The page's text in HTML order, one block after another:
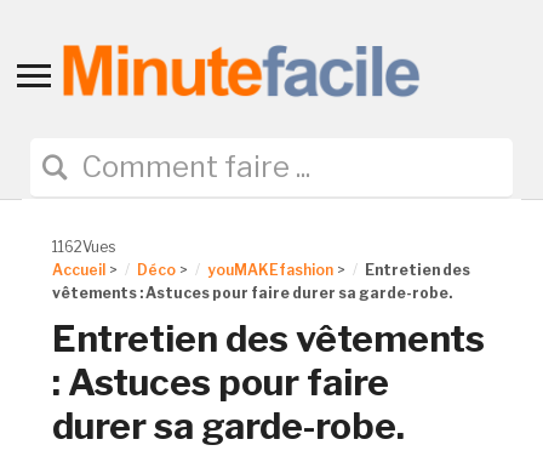
Toggle
navigation
1162Vues
Accueil > Déco > youMAKEfashion >
Entretien des
vêtements : Astuces pour faire durer sa garde-robe.
Entretien des vêtements
: Astuces pour faire
durer sa garde-robe.